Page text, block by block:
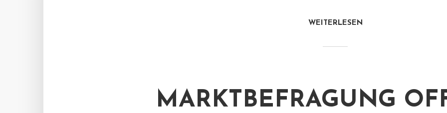
WEITERLESEN
MARKTBEFRAGUNG